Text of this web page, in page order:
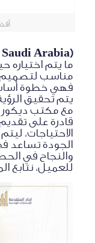
(Best Decor Office in Saudi Arabia)؛
ما يتم اختياره
مناسب لتصميم
فهي خطوة
يتم تحقيق
مع مكتب ديكور
قادرة على
الاحتياجات،
الجودة تساعد
والنجاح في
للعميل، نتابع